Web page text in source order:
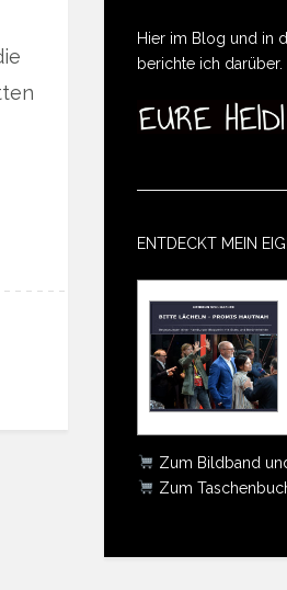
Hier im Blog und in
berichte ich darüber.
ENTDECKT MEIN
Zum Bildband
Zum